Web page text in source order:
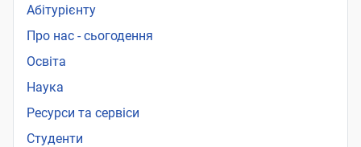
Абітурієнту
Про нас - сьогодення
Освіта
Наука
Ресурси та сервіси
Студенти